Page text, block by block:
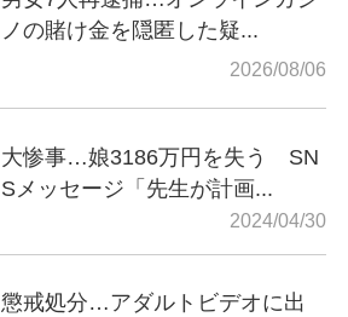
ノの賭け金を隠匿した疑...
2026/08/06
大惨事…娘3186万円を失う SN
Sメッセージ「先生が計画...
2024/04/30
懲戒処分…アダルトビデオに出